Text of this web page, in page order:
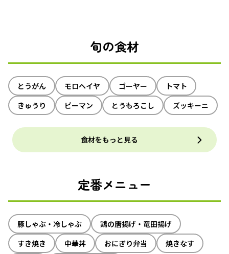
旬の食材
とうがん モロヘイヤ ゴーヤー
トマト
きゅうり
ピーマン とうもろこし ズッキーニ
食材をもっと見る
定番メニュー
豚しゃぶ・冷しゃぶ
鶏の唐揚げ・竜田揚げ
すき焼き
中華丼 おにぎり弁当
焼きなす